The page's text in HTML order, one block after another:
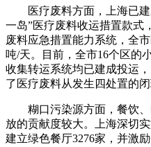
医疗废料方面，上海已建
一岛”医疗废料收运措置款式
废料应急措置能力系统，全
吨/天。目前，全市16个区的
收集转运系统均已建成投运
了医疗废料从发生四处置的闭
糊口污染源方面，餐饮、
放的贡献度较大。上海深切
建立绿色餐厅3276家，并激